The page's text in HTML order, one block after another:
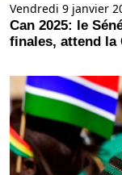
Vendredi 9 janvier
Can 2025: le
finales, attend la